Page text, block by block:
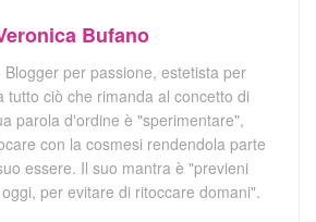
Bufano
Blogger per passione, estetista per
tutto ciò che rimanda al concetto di
parola d'ordine è "sperimentare",
con la cosmesi rendendola parte
essere. Il suo mantra è "previeni
per evitare di ritoccare domani".